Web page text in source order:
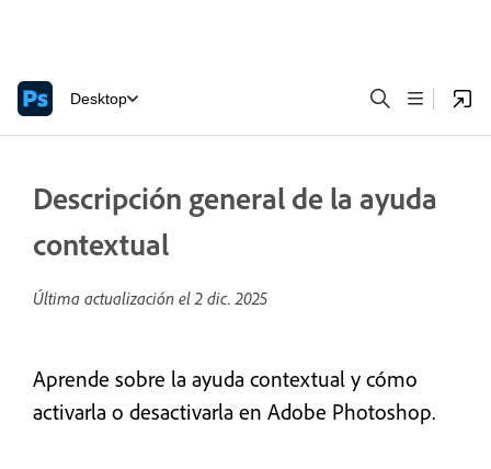
Desktop
Descripción general de la ayuda
contextual
Última actualización el2 dic. 2025
Aprende sobre la ayuda contextual y cómo
activarla o desactivarla en Adobe Photoshop.